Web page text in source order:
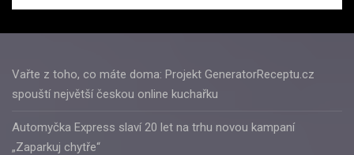
Vařte z toho, co máte doma: Projekt GeneratorReceptu.cz
spouští největší českou online kuchařku
Automyčka Express slaví 20 let na trhu novou kampaní
„Zaparkuj chytře“